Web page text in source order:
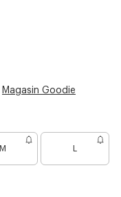
Magasin Goodie
M